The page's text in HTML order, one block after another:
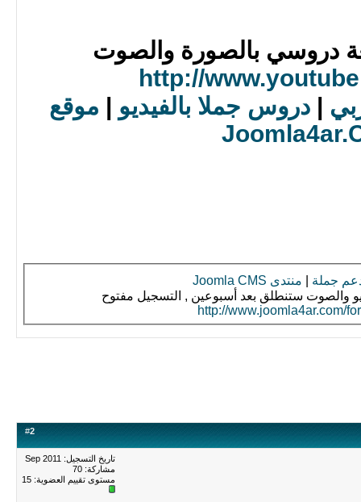
دروسي بالصورة والصوت
http://
|دروس جملا بالفيديو | موقع
جملة
منتدى Joomla CMS
والصوت ستنطلق بعد أسبوعين , التسجيل مفتوح
http://www.joomla4ar.com/
#2
تاريخ التسجيل: Sep 2011
مشاركة: 70
مستوى تقييم العضوية: 15